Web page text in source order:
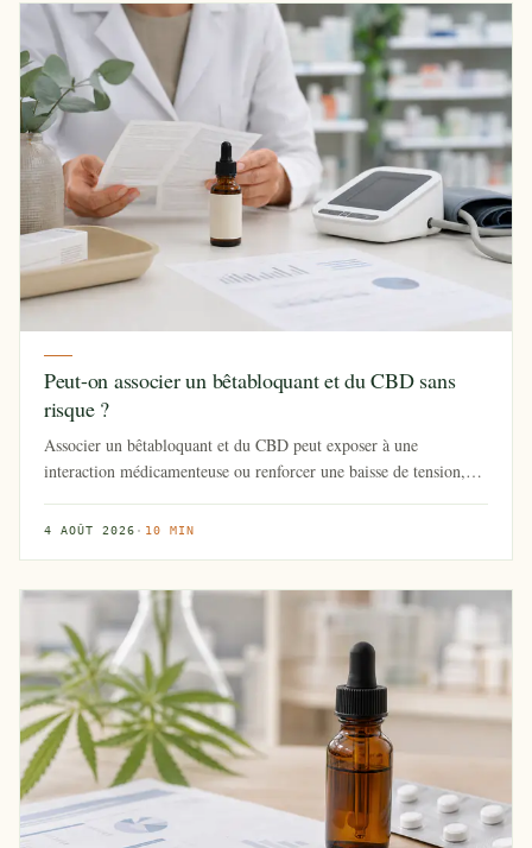
Peut-on associer un bêtabloquant et du CBD sans
risque ?
Associer un bêtabloquant et du CBD peut exposer à une
interaction médicamenteuse ou renforcer une baisse de tension,
4 AOÛT 2026 · 10 MIN